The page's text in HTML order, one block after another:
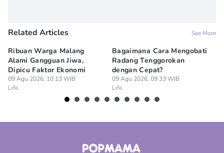
Related Articles See More
Ribuan Warga Malang
Alami Gangguan Jiwa,
Dipicu Faktor Ekonomi
09 Agu 2026, 10:13 WIB
Life
Bagaimana Cara Mengobati
Radang Tenggorokan
dengan Cepat?
09 Agu 2026, 09:33 WIB
Life